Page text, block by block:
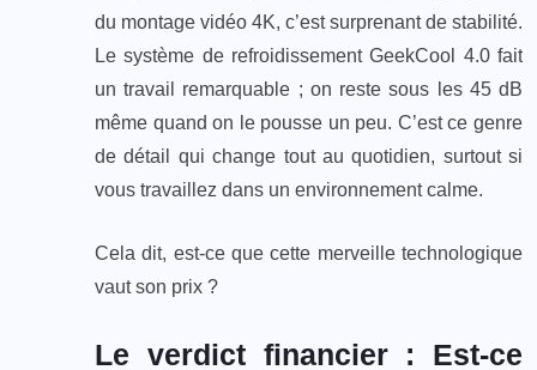
du montage vidéo 4K, c’est surprenant de stabilité.
Le système de refroidissement GeekCool 4.0 fait
un travail remarquable ; on reste sous les 45 dB
même quand on le pousse un peu. C’est ce genre
de détail qui change tout au quotidien, surtout si
vous travaillez dans un environnement calme.
Cela dit, est-ce que cette merveille technologique
vaut son prix ?
Le verdict financier : Est-ce